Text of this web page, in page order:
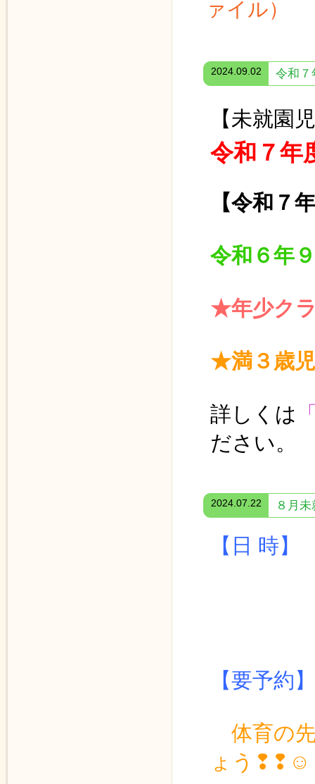
ァイル）
2024.09.02 令和
【未就園
令和７年
【令和７
令和６年
★年少ク
★満３歳
詳しくは
ださい。
2024.07.22 ８月
【日 時
【要予約】
体育の
ょう❢❢☺